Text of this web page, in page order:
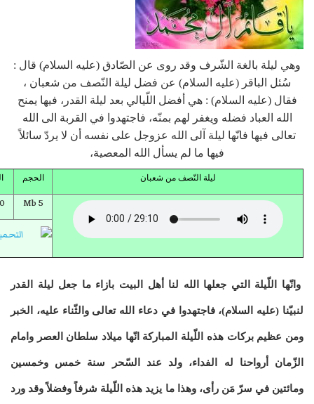
وهي ليلة بالغة الشّرف وقد روى عن الصّادق (عليه السلام) قال :
سُئل الباقر (عليه السلام) عن فضل ليلة النّصف من شعبان ،
فقال (عليه السلام) : هي أفضل اللّيالي بعد ليلة القدر، فيها يمنح
الله العباد فضله ويغفر لهم بمنّه، فاجتهدوا في القربة الى الله
تعالى فيها فانّها ليلة آلى الله عزوجل على نفسه أن لا يردّ سائلاً
فيها ما لم يسأل الله المعصية،
ليلة النّصف من شعبان الحجم
5 Mb
وانّها اللّيلة التي جعلها الله لنا أهل البيت بازاء ما جعل ليلة القدر
لنبيّنا (عليه السلام)، فاجتهدوا في دعاء الله تعالى والثّناء عليه، الخبر
ومن عظيم بركات هذه اللّيلة المباركة انّها ميلاد سلطان العصر وامام
الزّمان أرواحنا له الفداء، ولد عند السّحر سنة خمس وخمسين
ومائتين في سرّ مَن رأى، وهذا ما يزيد هذه اللّيلة شرفاً وفضلاً وقد ورد